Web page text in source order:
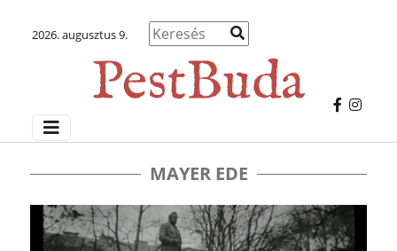
2026. augusztus 9.
MAYER EDE